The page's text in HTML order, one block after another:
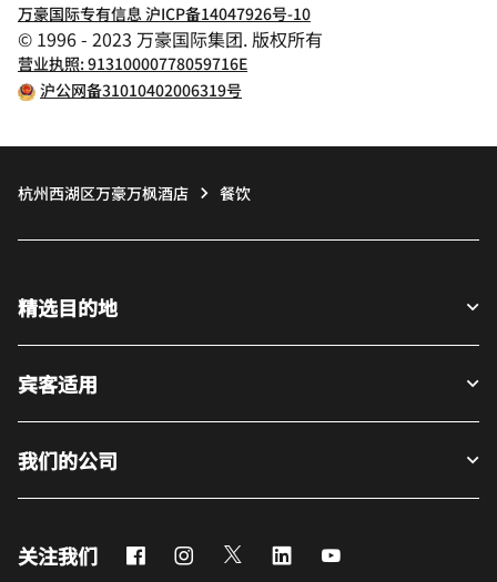
万豪国际专有信息 沪ICP备14047926号-10
© 1996 - 2023 万豪国际集团. 版权所有
营业执照: 91310000778059716E
沪公网备31010402006319号
杭州西湖区万豪万枫酒店 餐饮
精选目的地
宾客适用
我们的公司
关注我们 FacebookInstagram
Twitter LinkedIn